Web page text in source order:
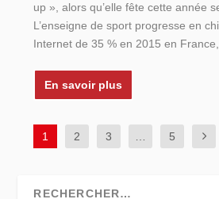
up », alors qu’elle fête cette année
L’enseigne de sport progresse en
Internet de 35 % en 2015 en
En savoir plus
1 2 3 … 5